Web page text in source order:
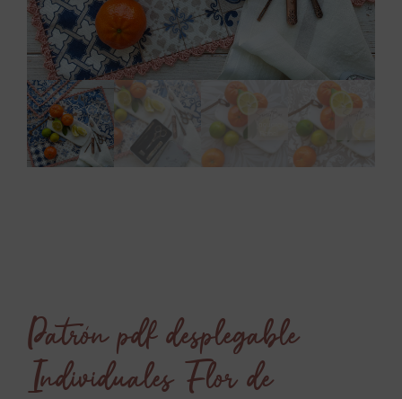
Patrón pdf desplegable
Individuales Flor de